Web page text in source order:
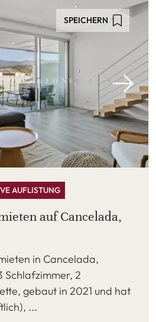
SPEICHERN
AUFLISTUNG
auf Cancelada,
in Cancelada,
Schlafzimmer, 2
gebaut in 2021 und hat
...